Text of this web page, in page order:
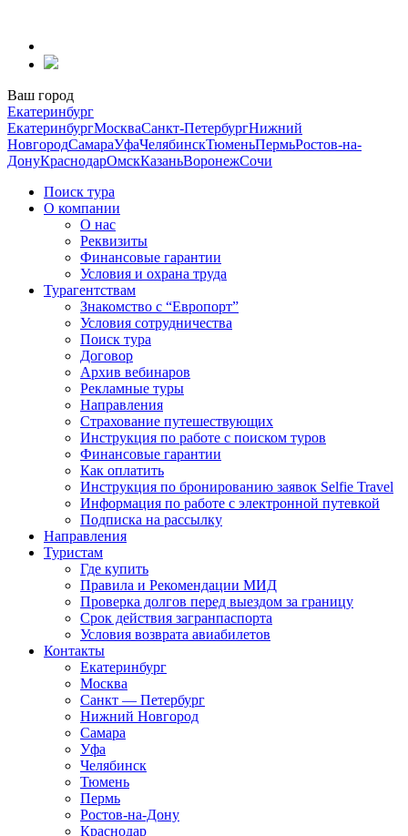
содержанию
Ваш город
Екатеринбург
ЕкатеринбургМоскваСанкт-ПетербургНижний
НовгородСамараУфаЧелябинскТюменьПермьРостов-на-
ДонуКраснодарОмскКазаньВоронежСочи
Поиск тура
О компании
О нас
Реквизиты
Финансовые гарантии
Условия и охрана труда
Турагентствам
Знакомство с “Европорт”
Условия сотрудничества
Поиск тура
Договор
Архив вебинаров
Рекламные туры
Направления
Страхование путешествующих
Инструкция по работе с поиском туров
Финансовые гарантии
Как оплатить
Инструкция по бронированию заявок Selfie Travel
Информация по работе с электронной путевкой
Подписка на рассылку
Направления
Туристам
Где купить
Правила и Рекомендации МИД
Проверка долгов перед выездом за границу
Срок действия загранпаспорта
Условия возврата авиабилетов
Контакты
Екатеринбург
Москва
Санкт — Петербург
Нижний Новгород
Самара
Уфа
Челябинск
Тюмень
Пермь
Ростов-на-Дону
Краснодар